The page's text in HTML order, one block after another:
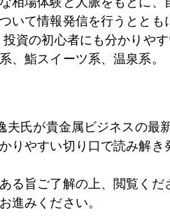
調整、２１６０ドル台
るモメンタムプレーヤーとは
ル突破
いて情報発信を行うととも
資の初心者にも分かりや
、鮨スイーツ系、温泉系。
夫氏が貴金属ビジネスの最
りやすい切り口で読み解き
る旨ご了解の上、閲覧くだ
進みください。